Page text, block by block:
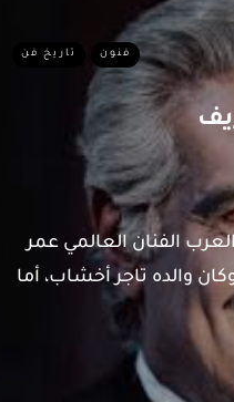
تاريخ فن فنون
العرب الفنان العالمي عمر
وكان والده تاجر أخشاب، أما